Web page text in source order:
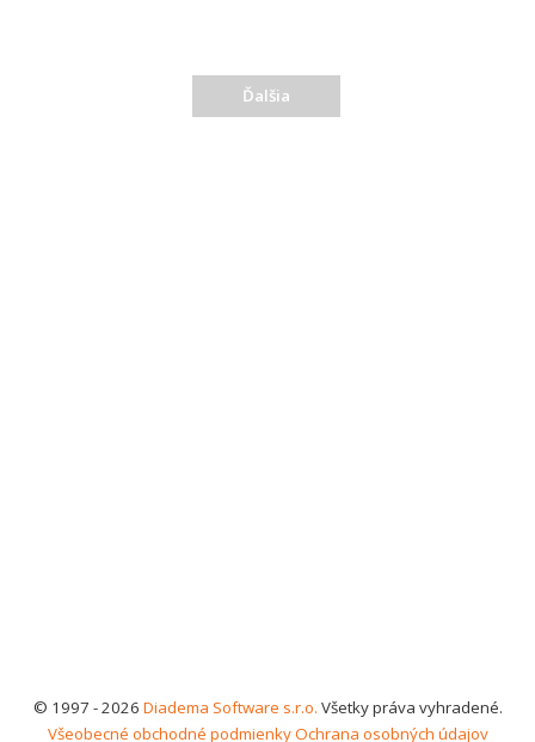
Ďalšia
© 1997 - 2026 Diadema Software s.r.o. Všetky práva vyhradené.
Všeobecné obchodné podmienkyOchrana osobných údajov